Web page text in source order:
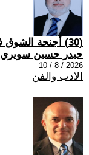
(30) أجنحة الشوق في سماء كربلاء
حيدر حسين سويري
2026 / 8 / 10
الادب والفن